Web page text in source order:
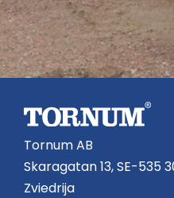
Tornum AB
Skaragatan 13, SE-535
Zviedrija